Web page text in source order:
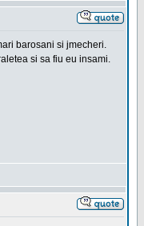
barosani si jmecheri.
si sa fiu eu insami.